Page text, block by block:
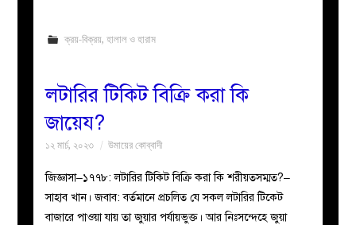
ক্রয়-বিক্রয়, হালাল ও হারাম
লটারির টিকিট বিক্রি করা কি
জায়েয?
১২ মার্চ, ২০২৩ উমায়ের কোব্বাদী
জিজ্ঞাসা–১৭৭৮: লটারির টিকিট বিক্রি করা কি শরীয়তসম্মত?–
সাহাব খান। জবাব: বর্তমানে প্রচলিত যে সকল লটারির টিকেট
বাজারে পাওয়া যায় তা জুয়ার পর্যায়ভুক্ত। আর নিঃসন্দেহে জুয়া